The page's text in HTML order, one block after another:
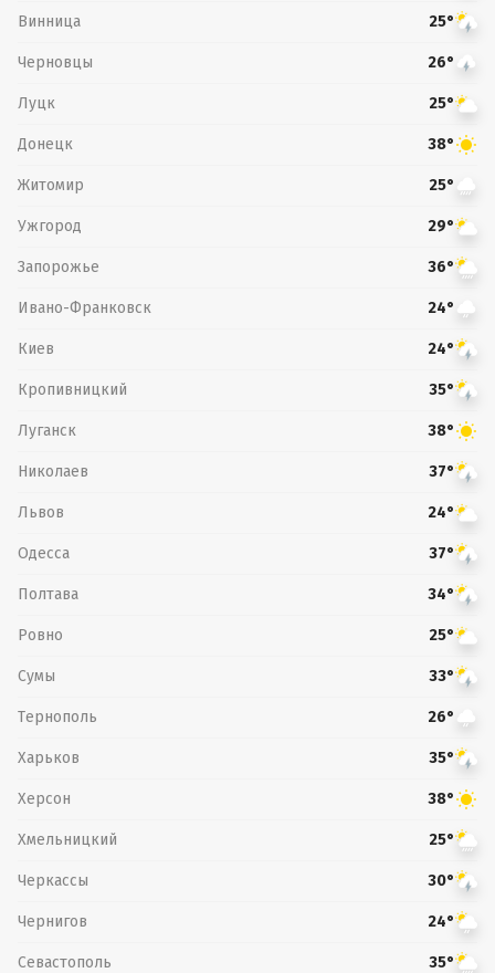
Винница 25°
Черновцы 26°
Луцк 25°
Донецк 38°
Житомир 25°
Ужгород 29°
Запорожье 36°
Ивано-Франковск 24°
Киев 24°
Кропивницкий 35°
Луганск 38°
Николаев 37°
Львов 24°
Одесса 37°
Полтава 34°
Ровно 25°
Сумы 33°
Тернополь 26°
Харьков 35°
Херсон 38°
Хмельницкий 25°
Черкассы 30°
Чернигов 24°
Севастополь 35°